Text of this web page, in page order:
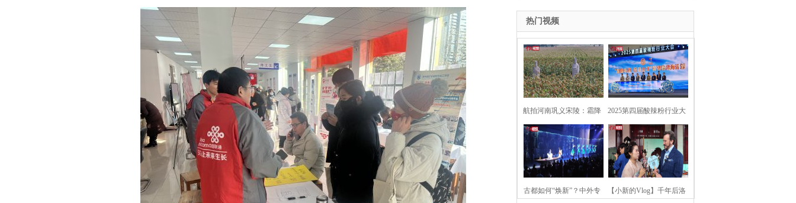
热门视频
航拍河南巩义宋陵：霜降
时节高粱红
2025第四届酸辣粉行业大
会在河南开封举行
古都如何“焕新”？中外专 【小新的Vlog】千年后洛